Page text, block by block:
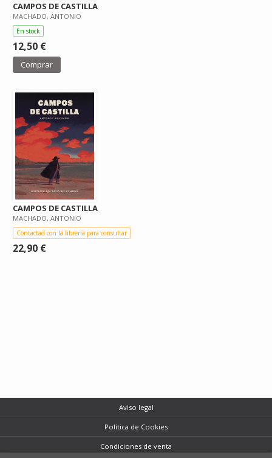
CAMPOS DE CASTILLA
MACHADO, ANTONIO
En stock
12,50 €
Comprar
CAMPOS DE CASTILLA
MACHADO, ANTONIO
Contactad con la librería para consultar
22,90 €
Aviso legal
Política de Cookies
Condiciones de venta